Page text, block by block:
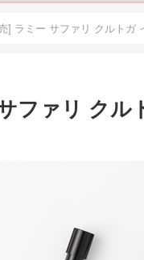
] ラミー サファリ クルトガ
ファリ クル